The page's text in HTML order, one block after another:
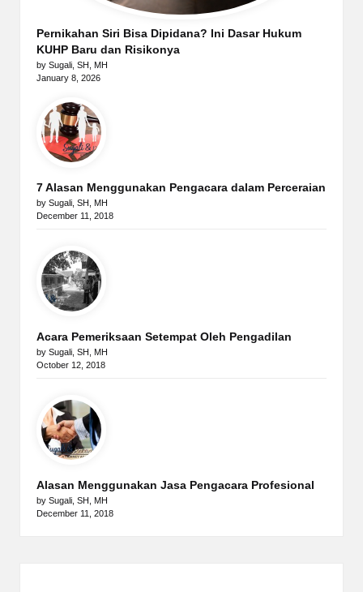
Pernikahan Siri Bisa Dipidana? Ini Dasar Hukum
KUHP Baru dan Risikonya
by Sugali, SH, MH
January 8, 2026
7 Alasan Menggunakan Pengacara dalam Perceraian
by Sugali, SH, MH
December 11, 2018
Acara Pemeriksaan Setempat Oleh Pengadilan
by Sugali, SH, MH
October 12, 2018
Alasan Menggunakan Jasa Pengacara Profesional
by Sugali, SH, MH
December 11, 2018